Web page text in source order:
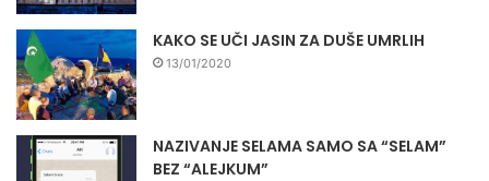
KAKO SE UČI JASIN ZA DUŠE UMRLIH
13/01/2020
NAZIVANJE SELAMA SAMO SA “SELAM”
BEZ “ALEJKUM”